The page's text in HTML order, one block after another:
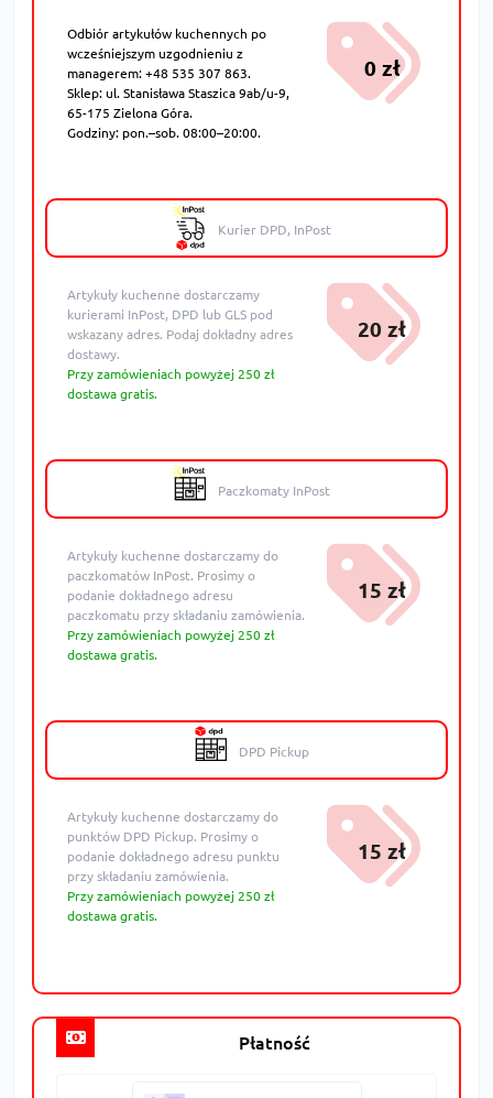
Odbiór artykułów kuchennych po
wcześniejszym uzgodnieniu z
managerem: +48 535 307 863.
Sklep: ul. Stanisława Staszica 9ab/u-9,
65-175 Zielona Góra.
Godziny: pon.–sob. 08:00–20:00.
0 zł
Kurier DPD, InPost
Artykuły kuchenne dostarczamy
kurierami InPost, DPD lub GLS pod
wskazany adres. Podaj dokładny adres
dostawy.
Przy zamówieniach powyżej 250 zł
dostawa gratis.
20 zł
Paczkomaty InPost
Artykuły kuchenne dostarczamy do
paczkomatów InPost. Prosimy o
podanie dokładnego adresu
paczkomatu przy składaniu zamówienia.
Przy zamówieniach powyżej 250 zł
dostawa gratis.
15 zł
DPD Pickup
Artykuły kuchenne dostarczamy do
punktów DPD Pickup. Prosimy o
podanie dokładnego adresu punktu
przy składaniu zamówienia.
Przy zamówieniach powyżej 250 zł
dostawa gratis.
15 zł
Płatność